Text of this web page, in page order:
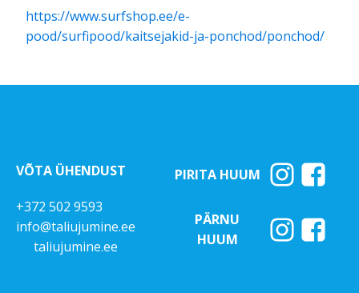
https://www.surfshop.ee/e-
pood/surfipood/kaitsejakid-ja-ponchod/ponchod/
VÕTA ÜHENDUST
+372 502 9593
info@taliujumine.ee
taliujumine.ee
PIRITA HUUM
PÄRNU
HUUM